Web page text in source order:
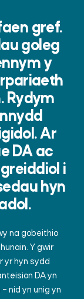
gref.
goleg
y
Rydym
Ar
DA ac
i
hyn
na gobeithio
Y gwir
yr hyn sydd
DA yn
nid yn unig yn